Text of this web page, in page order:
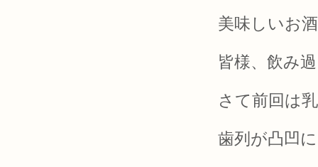
美味しいお
皆様、飲み
さて前回は
歯列が凸凹